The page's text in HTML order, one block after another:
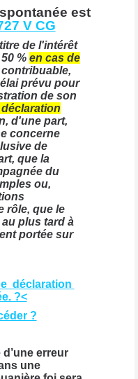
est
V CG
de l'intérêt
50 %en cas de
prévu pour
de son
d'une part,
concerne
de
que la
du
ou,
rôle, que le
plus tard à
portée sur
déclaration
?<
?
erreur
une